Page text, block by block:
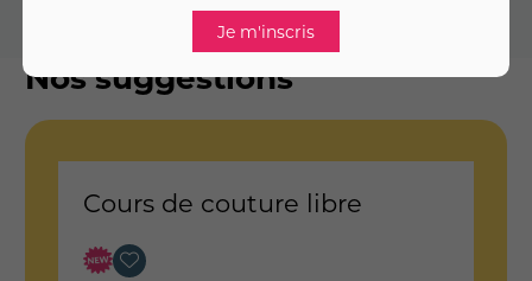
Nos suggestions
Cours de couture libre